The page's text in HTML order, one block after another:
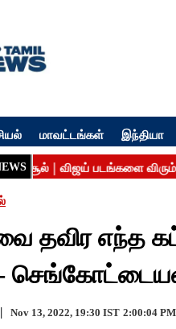
மாவட்டங்கள் இந்தியா
தவிர எந்த
Nov 13, 2022, 19:30 IST 2:00:04 PM